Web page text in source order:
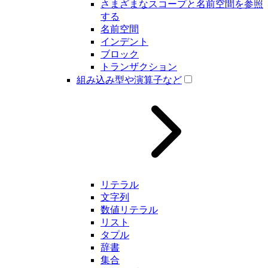
さまざまなスコープと名前空間を参照
する
名前空間
インデント
ブロック
トランザクション
組み込み型や演算子など
リテラル
文字列
数値リテラル
リスト
タプル
辞書
集合